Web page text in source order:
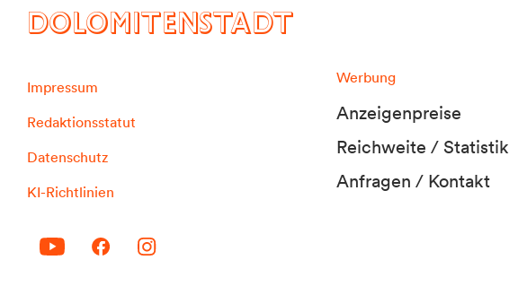
DOLOMITENSTADT
Impressum
Redaktionsstatut
Datenschutz
KI-Richtlinien
Werbung
Anzeigenpreise
Reichweite / Statistik
Anfragen / Kontakt